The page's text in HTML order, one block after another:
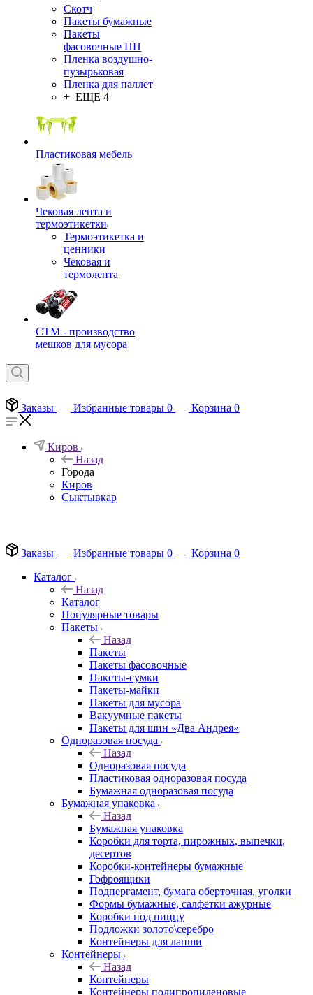
Скотч
Пакеты бумажные
Пакеты
фасовочные ПП
Пленка воздушно-
пузырьковая
Пленка для паллет
+ ЕЩЕ 4
Пластиковая мебель
Чековая лента и
термоэтикетки
Термоэтикетка и
ценники
Чековая и
термолента
СТМ - производство
мешков для мусора
Заказы Избранные товары 0 Корзина 0
Киров
Назад
Города
Киров
Сыктывкар
Заказы
Избранные товары 0 Корзина 0
Каталог
Назад
Каталог
Популярные товары
Пакеты
Назад
Пакеты
Пакеты фасовочные
Пакеты-сумки
Пакеты-майки
Пакеты для мусора
Вакуумные пакеты
Пакеты для шин «Два Андрея»
Одноразовая посуда
Назад
Одноразовая посуда
Пластиковая одноразовая посуда
Бумажная одноразовая посуда
Бумажная упаковка
Назад
Бумажная упаковка
Коробки для торта, пирожных, выпечки,
десертов
Коробки-контейнеры бумажные
Гофроящики
Подпергамент, бумага оберточная, уголки
Формы бумажные, салфетки ажурные
Коробки под пиццу
Подложки золото\серебро
Контейнеры для лапши
Контейнеры
Назад
Контейнеры
Контейнеры полипропиленовые